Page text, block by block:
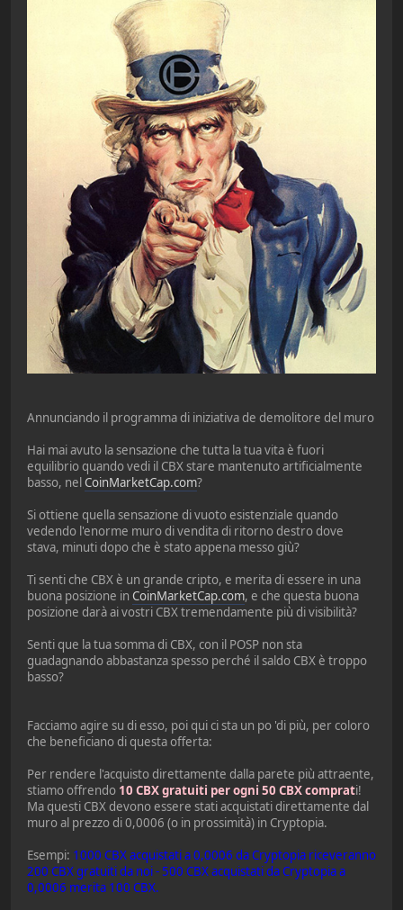
Annunciando il programma di iniziativa de demolitore del muro
Hai mai avuto la sensazione che tutta la tua vita è fuori
equilibrio quando vedi il CBX stare mantenuto artificialmente
basso, nelCoinMarketCap.com?
Si ottiene quella sensazione di vuoto esistenziale quando
vedendo l'enorme muro di vendita di ritorno destro dove
stava, minuti dopo che è stato appena messo giù?
Ti senti che CBX è un grande cripto, e merita di essere in una
buona posizione in CoinMarketCap.com, e che questa buona
posizione darà ai vostri CBX tremendamente più di visibilità?
Senti que la tua somma di CBX, con il POSP non sta
guadagnando abbastanza spesso perché il saldo CBX è troppo
basso?
Facciamo agire su di esso, poi qui ci sta un po 'di più, per coloro
che beneficiano di questa offerta:
Per rendere l'acquisto direttamente dalla parete più attraente,
stiamo offrendo 10 CBX gratuiti per ogni 50 CBX comprati!
Ma questi CBX devono essere stati acquistati direttamente dal
muro al prezzo di 0,0006 (o in prossimità) in Cryptopia.
Esempi: 1000 CBX acquistati a 0,0006 da Cryptopia riceveranno
200 CBX gratuiti da noi - 500 CBX acquistati da Cryptopia a
0,0006 merita 100 CBX.